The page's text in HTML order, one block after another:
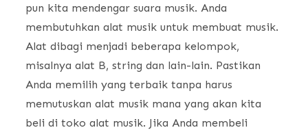
pun kita mendengar suara musik. Anda
membutuhkan alat musik untuk membuat musik.
Alat dibagi menjadi beberapa kelompok,
misalnya alat B, string dan lain-lain. Pastikan
Anda memilih yang terbaik tanpa harus
memutuskan alat musik mana yang akan kita
beli di toko alat musik. Jika Anda membeli